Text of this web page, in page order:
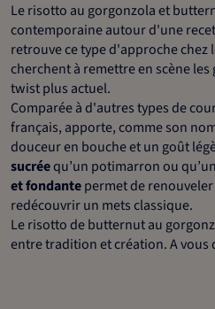
Le risotto au gorgonzola et
contemporaine autour d'une
retrouve ce type d'approche chez
cherchent à remettre en scène les
twist plus actuel.
Comparée à d'autres types de
français, apporte, comme son
douceur en bouche et un goût
sucréequ’un potimarron ou
et fondantepermet de
redécouvrir un mets classique.
Le risotto de butternut au
entre tradition et création. A vous